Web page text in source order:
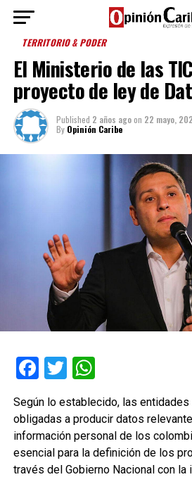
TERRITORIO & PODER
El Ministerio de las
proyecto de ley de
Published 2 años agoon 22 mayo,
By Opinión Caribe
Facebook
TwitterWhatsApp
Según lo establecido, las
obligadas a producir datos
información personal de los
esencial para la definición de los
través del Gobierno Nacional con la